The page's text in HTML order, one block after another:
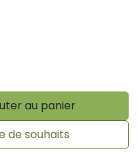
au panier
de souhaits